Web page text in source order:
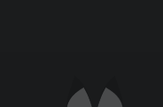
нововведень